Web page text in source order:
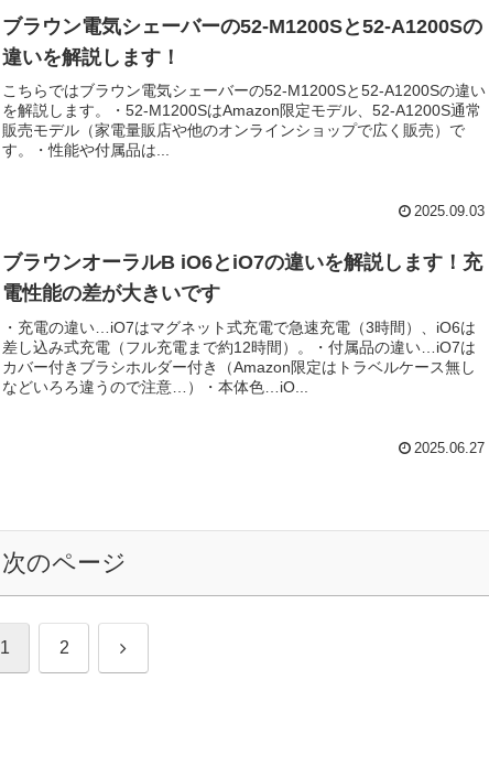
ブラウン電気シェーバーの52-M1200Sと52-A1200Sの
違いを解説します！
こちらではブラウン電気シェーバーの52-M1200Sと52-A1200Sの違い
を解説します。・52-M1200SはAmazon限定モデル、52-A1200S通常
販売モデル（家電量販店や他のオンラインショップで広く販売）で
す。・性能や付属品は...
2025.09.03
ブラウンオーラルB iO6とiO7の違いを解説します！充
電性能の差が大きいです
・充電の違い…iO7はマグネット式充電で急速充電（3時間）、iO6は
差し込み式充電（フル充電まで約12時間）。・付属品の違い…iO7は
カバー付きブラシホルダー付き（Amazon限定はトラベルケース無し
などいろろ違うので注意…）・本体色…iO...
2025.06.27
次のページ
1 2 次